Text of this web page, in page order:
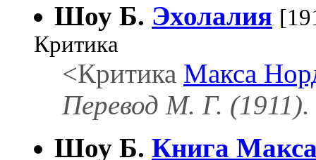
Шоу Б. Эхолалия
Критика
<Критика Макса
Перевод М. Г. (1911).
Шоу Б. Книга